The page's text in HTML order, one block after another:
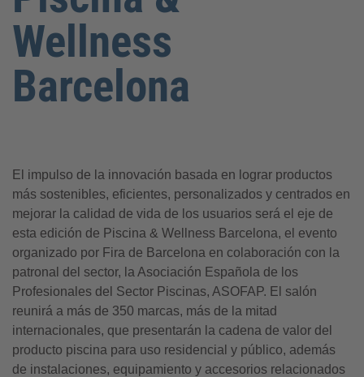
Wellness
Barcelona
El impulso de la innovación basada en lograr productos
más sostenibles, eficientes, personalizados y centrados en
mejorar la calidad de vida de los usuarios será el eje de
esta edición de Piscina & Wellness Barcelona, el evento
organizado por Fira de Barcelona en colaboración con la
patronal del sector, la Asociación Española de los
Profesionales del Sector Piscinas, ASOFAP. El salón
reunirá a más de 350 marcas, más de la mitad
internacionales, que presentarán la cadena de valor del
producto piscina para uso residencial y público, además
de instalaciones, equipamiento y accesorios relacionados